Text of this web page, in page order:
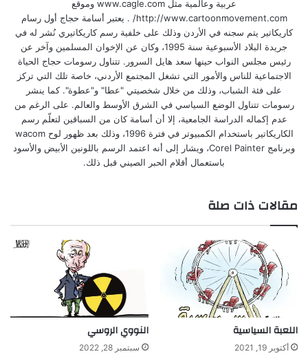
عربية وعالمية مثل www.cagle.com وموقع
http://www.cartoonmovement.com/ . يعتبر أسامة حجاج أول رسام
كاريكاتير يتم سجنه في الأردن وذلك على خلفية رسم كاريكاتيري نُشر له في
جريدة البلاد الأسبوعية سنة 1995، وكان عن الإخوان المسلمين وآخر عن
رئيس مجلس النواب حينها سعد هايل السرور. تتناول رسومات حجاج الحياة
الاجتماعية للناس والأمور التي تشغل المجتمع الأردني، خاصة تلك التي تركز
على فئة الشباب، وذلك من خلال شخصيتي "عطا" و"عطوة". كما ينشر
رسومات تتناول الوضع السياسي في الشرق الأوسط والعالم. على الرغم من
عدم إكماله الدراسة الجامعية، إلا أن أسامة كان من السباقين لتعلّم رسم
الكاريكاتير باستخدام الكمبيوتر في فترة 1996، وذلك بعد ظهور لوح wacom
وبرنامج Corel Painter، ويشار إلى أنه اعتمد الرسم باللونين الأبيض والأسود
باستعمال أقلام الحبر الصيني قبل ذلك.
مقالات ذات صلة
اللعبة السياسية
أكتوبر 19, 2021
النووي الروسي
سبتمبر 28, 2022